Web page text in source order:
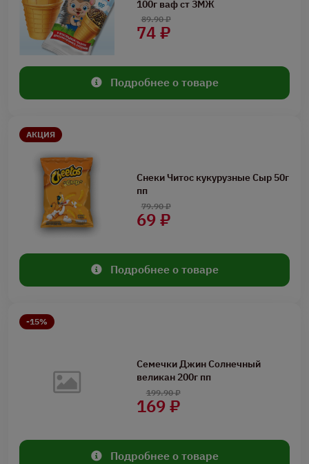
100г ваф ст ЗМЖ
74 ₽
89.90 ₽
Подробнее о товаре
АКЦИЯ
Снеки Читос кукурузные Сыр 50г
пп
69 ₽
79.90 ₽
Подробнее о товаре
-15%
Семечки Джин Солнечный
великан 200г пп
169 ₽
199.90 ₽
Подробнее о товаре